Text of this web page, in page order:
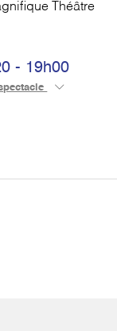
Théâtre
- 19h00